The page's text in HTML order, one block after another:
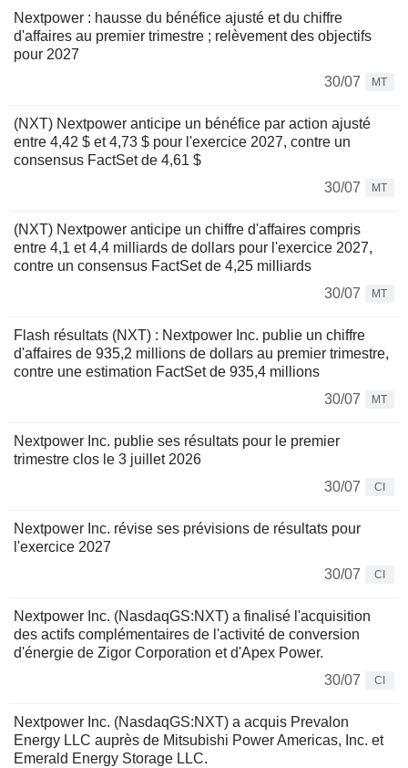
Nextpower : hausse du bénéfice ajusté et du chiffre
d'affaires au premier trimestre ; relèvement des objectifs
pour 2027
30/07
MT
(NXT) Nextpower anticipe un bénéfice par action ajusté
entre 4,42 $ et 4,73 $ pour l'exercice 2027, contre un
consensus FactSet de 4,61 $
30/07
MT
(NXT) Nextpower anticipe un chiffre d'affaires compris
entre 4,1 et 4,4 milliards de dollars pour l'exercice 2027,
contre un consensus FactSet de 4,25 milliards
30/07
MT
Flash résultats (NXT) : Nextpower Inc. publie un chiffre
d'affaires de 935,2 millions de dollars au premier trimestre,
contre une estimation FactSet de 935,4 millions
30/07
MT
Nextpower Inc. publie ses résultats pour le premier
trimestre clos le 3 juillet 2026
30/07
CI
Nextpower Inc. révise ses prévisions de résultats pour
l'exercice 2027
30/07
CI
Nextpower Inc. (NasdaqGS:NXT) a finalisé l'acquisition
des actifs complémentaires de l'activité de conversion
d'énergie de Zigor Corporation et d'Apex Power.
30/07
CI
Nextpower Inc. (NasdaqGS:NXT) a acquis Prevalon
Energy LLC auprès de Mitsubishi Power Americas, Inc. et
Emerald Energy Storage LLC.